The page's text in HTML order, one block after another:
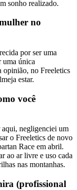
sonho realizado.
no
por ser uma
uma única
opinião, no Freeletics
estar.
você
aqui, negligenciei um
o Freeletics de novo
Race em abril.
ao ar livre e uso cada
nas montanhas.
(profissional